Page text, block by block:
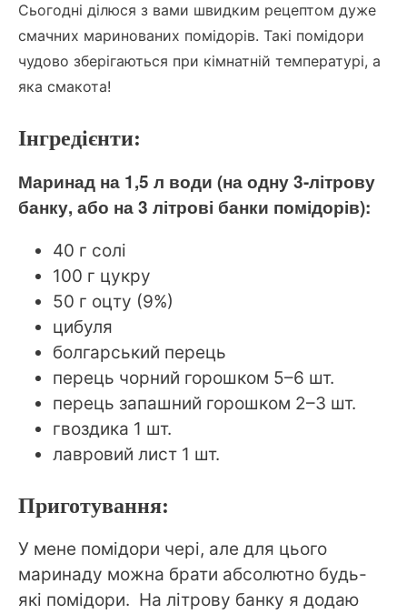
Сьогодні ділюся з вами швидким рецептом дуже
смачних маринованих помідорів. Такі помідори
чудово зберігаються при кімнатній температурі, а
яка смакота!
Інгредієнти:
Маринад на 1,5 л води (на одну 3-літрову
банку, або на 3 літрові банки помідорів):
40 г солі
100 г цукру
50 г оцту (9%)
цибуля
болгарський перець
перець чорний горошком 5–6 шт.
перець запашний горошком 2–3 шт.
гвоздика 1 шт.
лавровий лист 1 шт.
Приготування:
У мене помідори чері, але для цього
маринаду можна брати абсолютно будь-
які помідори. На літрову банку я додаю